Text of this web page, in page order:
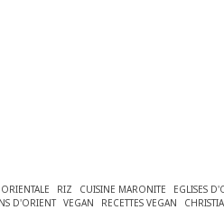
RIZ CUISINE MARONITE
EGLISES
D'ORIENT VEGAN RECETTES VEGAN